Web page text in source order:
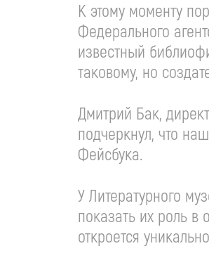
К этому моменту
Федерального
известный
таковому, но
Дмитрий Бак,
подчеркнул, что
Фейсбука.
У Литературного
показать их роль в
откроется